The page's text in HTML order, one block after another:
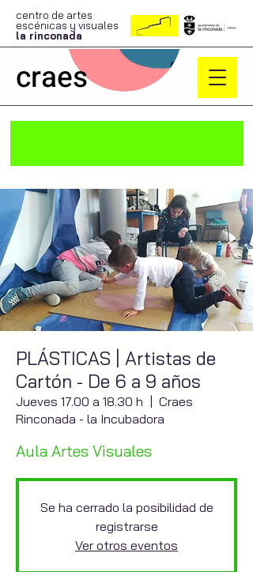
centro de artes
escénicas y visuales
la rinconada
craes
PLÁSTICAS | Artistas de
Cartón - De 6 a 9 años
Jueves 17.00 a 18.30 h
Craes
Rinconada - la Incubadora
Aula Artes Visuales
Se ha cerrado la posibilidad de
registrarse
Ver otros eventos